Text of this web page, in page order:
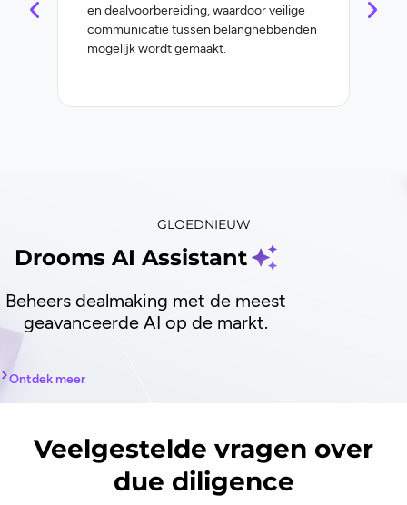
en dealvoorbereiding, waardoor veilige
communicatie tussen belanghebbenden
mogelijk wordt gemaakt.
GLOEDNIEUW
Drooms AI Assistant
Beheers dealmaking met de meest
geavanceerde AI op de markt.
Ontdek meer
Veelgestelde vragen over
due diligence